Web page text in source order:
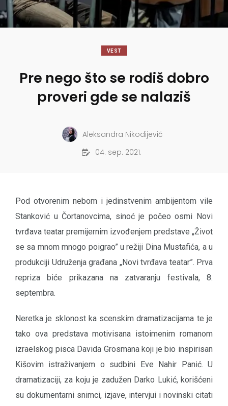
VEST
Pre nego što se rodiš dobro
proveri gde se nalaziš
Aleksandra Nikodijević
04. sep. 2021.
Pod otvorenim nebom i jedinstvenim ambijentom vile
Stanković u Čortanovcima, sinoć je počeo osmi Novi
tvrđava teatar premijernim izvođenjem predstave „Život
se sa mnom mnogo poigrao” u režiji Dina Mustafića, a u
produkciji Udruženja građana „Novi tvrđava teatar”. Prva
repriza biće prikazana na zatvaranju festivala, 8.
septembra.
Neretka je sklonost ka scenskim dramatizacijama te je
tako ova predstava motivisana istoimenim romanom
izraelskog pisca Davida Grosmana koji je bio inspirisan
Kišovim istraživanjem o sudbini Eve Nahir Panić. U
dramatizaciji, za koju je zadužen Darko Lukić, korišćeni
su dokumentarni snimci, izjave, intervjui i novinski citati